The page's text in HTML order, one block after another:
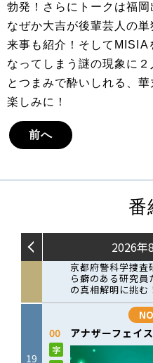
勃発！さらにトークは福
なぜか大吉が後輩芸人の
来事も紹介！そしてMISIA
なってしまう謎の現象に
とつまみで酔いしれる、
楽しみに！
前へ
番